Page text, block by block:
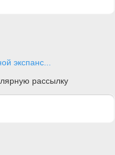
экспанс...
рассылку